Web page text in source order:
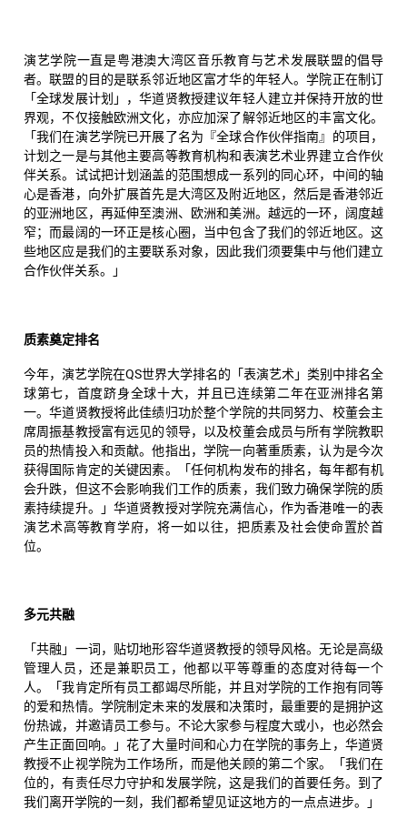
演艺学院一直是粤港澳大湾区音乐教育与艺术发展联盟的倡导
者。联盟的目的是联系邻近地区富才华的年轻人。学院正在制订
「全球发展计划」，华道贤教授建议年轻人建立并保持开放的世
界观，不仅接触欧洲文化，亦应加深了解邻近地区的丰富文化。
「我们在演艺学院已开展了名为『全球合作伙伴指南』的项目，
计划之一是与其他主要高等教育机构和表演艺术业界建立合作伙
伴关系。试试把计划涵盖的范围想成一系列的同心环，中间的轴
心是香港，向外扩展首先是大湾区及附近地区，然后是香港邻近
的亚洲地区，再延伸至澳洲、欧洲和美洲。越远的一环，阔度越
窄；而最阔的一环正是核心圈，当中包含了我们的邻近地区。这
些地区应是我们的主要联系对象，因此我们须要集中与他们建立
合作伙伴关系。」
质素奠定排名
今年，演艺学院在QS世界大学排名的「表演艺术」类别中排名全
球第七，首度跻身全球十大，并且已连续第二年在亚洲排名第
一。华道贤教授将此佳绩归功於整个学院的共同努力、校董会主
席周振基教授富有远见的领导，以及校董会成员与所有学院教职
员的热情投入和贡献。他指出，学院一向著重质素，认为是今次
获得国际肯定的关键因素。「任何机构发布的排名，每年都有机
会升跌，但这不会影响我们工作的质素，我们致力确保学院的质
素持续提升。」华道贤教授对学院充满信心，作为香港唯一的表
演艺术高等教育学府，将一如以往，把质素及社会使命置於首
位。
多元共融
「共融」一词，贴切地形容华道贤教授的领导风格。无论是高级
管理人员，还是兼职员工，他都以平等尊重的态度对待每一个
人。「我肯定所有员工都竭尽所能，并且对学院的工作抱有同等
的爱和热情。学院制定未来的发展和决策时，最重要的是拥护这
份热诚，并邀请员工参与。不论大家参与程度大或小，也必然会
产生正面回响。」花了大量时间和心力在学院的事务上，华道贤
教授不止视学院为工作场所，而是他关顾的第二个家。「我们在
位的，有责任尽力守护和发展学院，这是我们的首要任务。到了
我们离开学院的一刻，我们都希望见证这地方的一点点进步。」